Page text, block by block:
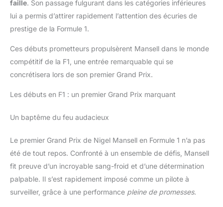
faille. Son passage fulgurant dans les catégories inférieures
lui a permis d’attirer rapidement l’attention des écuries de
prestige de la Formule 1.
Ces débuts prometteurs propulsèrent Mansell dans le monde
compétitif de la F1, une entrée remarquable qui se
concrétisera lors de son premier Grand Prix.
Les débuts en F1 : un premier Grand Prix marquant
Un baptême du feu audacieux
Le premier Grand Prix de Nigel Mansell en Formule 1 n’a pas
été de tout repos. Confronté à un ensemble de défis, Mansell
fit preuve d’un incroyable sang-froid et d’une détermination
palpable. Il s’est rapidement imposé comme un pilote à
surveiller, grâce à une performance pleine de promesses.